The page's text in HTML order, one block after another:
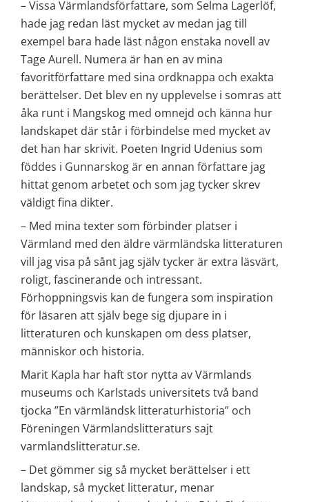
– Vissa Värmlandsförfattare, som Selma Lagerlöf,
hade jag redan läst mycket av medan jag till
exempel bara hade läst någon enstaka novell av
Tage Aurell. Numera är han en av mina
favoritförfattare med sina ordknappa och exakta
berättelser. Det blev en ny upplevelse i somras att
åka runt i Mangskog med omnejd och känna hur
landskapet där står i förbindelse med mycket av
det han har skrivit. Poeten Ingrid Udenius som
föddes i Gunnarskog är en annan författare jag
hittat genom arbetet och som jag tycker skrev
väldigt fina dikter.
– Med mina texter som förbinder platser i
Värmland med den äldre värmländska litteraturen
vill jag visa på sånt jag själv tycker är extra läsvärt,
roligt, fascinerande och intressant.
Förhoppningsvis kan de fungera som inspiration
för läsaren att själv bege sig djupare in i
litteraturen och kunskapen om dess platser,
människor och historia.
Marit Kapla har haft stor nytta av Värmlands
museums och Karlstads universitets två band
tjocka ”En värmländsk litteraturhistoria” och
Föreningen Värmlandslitteraturs sajt
varmlandslitteratur.se.
– Det gömmer sig så mycket berättelser i ett
landskap, så mycket litteratur, menar